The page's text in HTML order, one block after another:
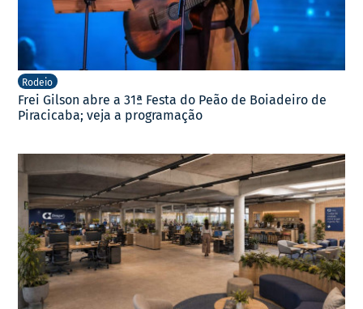
Rodeio
Frei Gilson abre a 31ª Festa do Peão de Boiadeiro de
Piracicaba; veja a programação